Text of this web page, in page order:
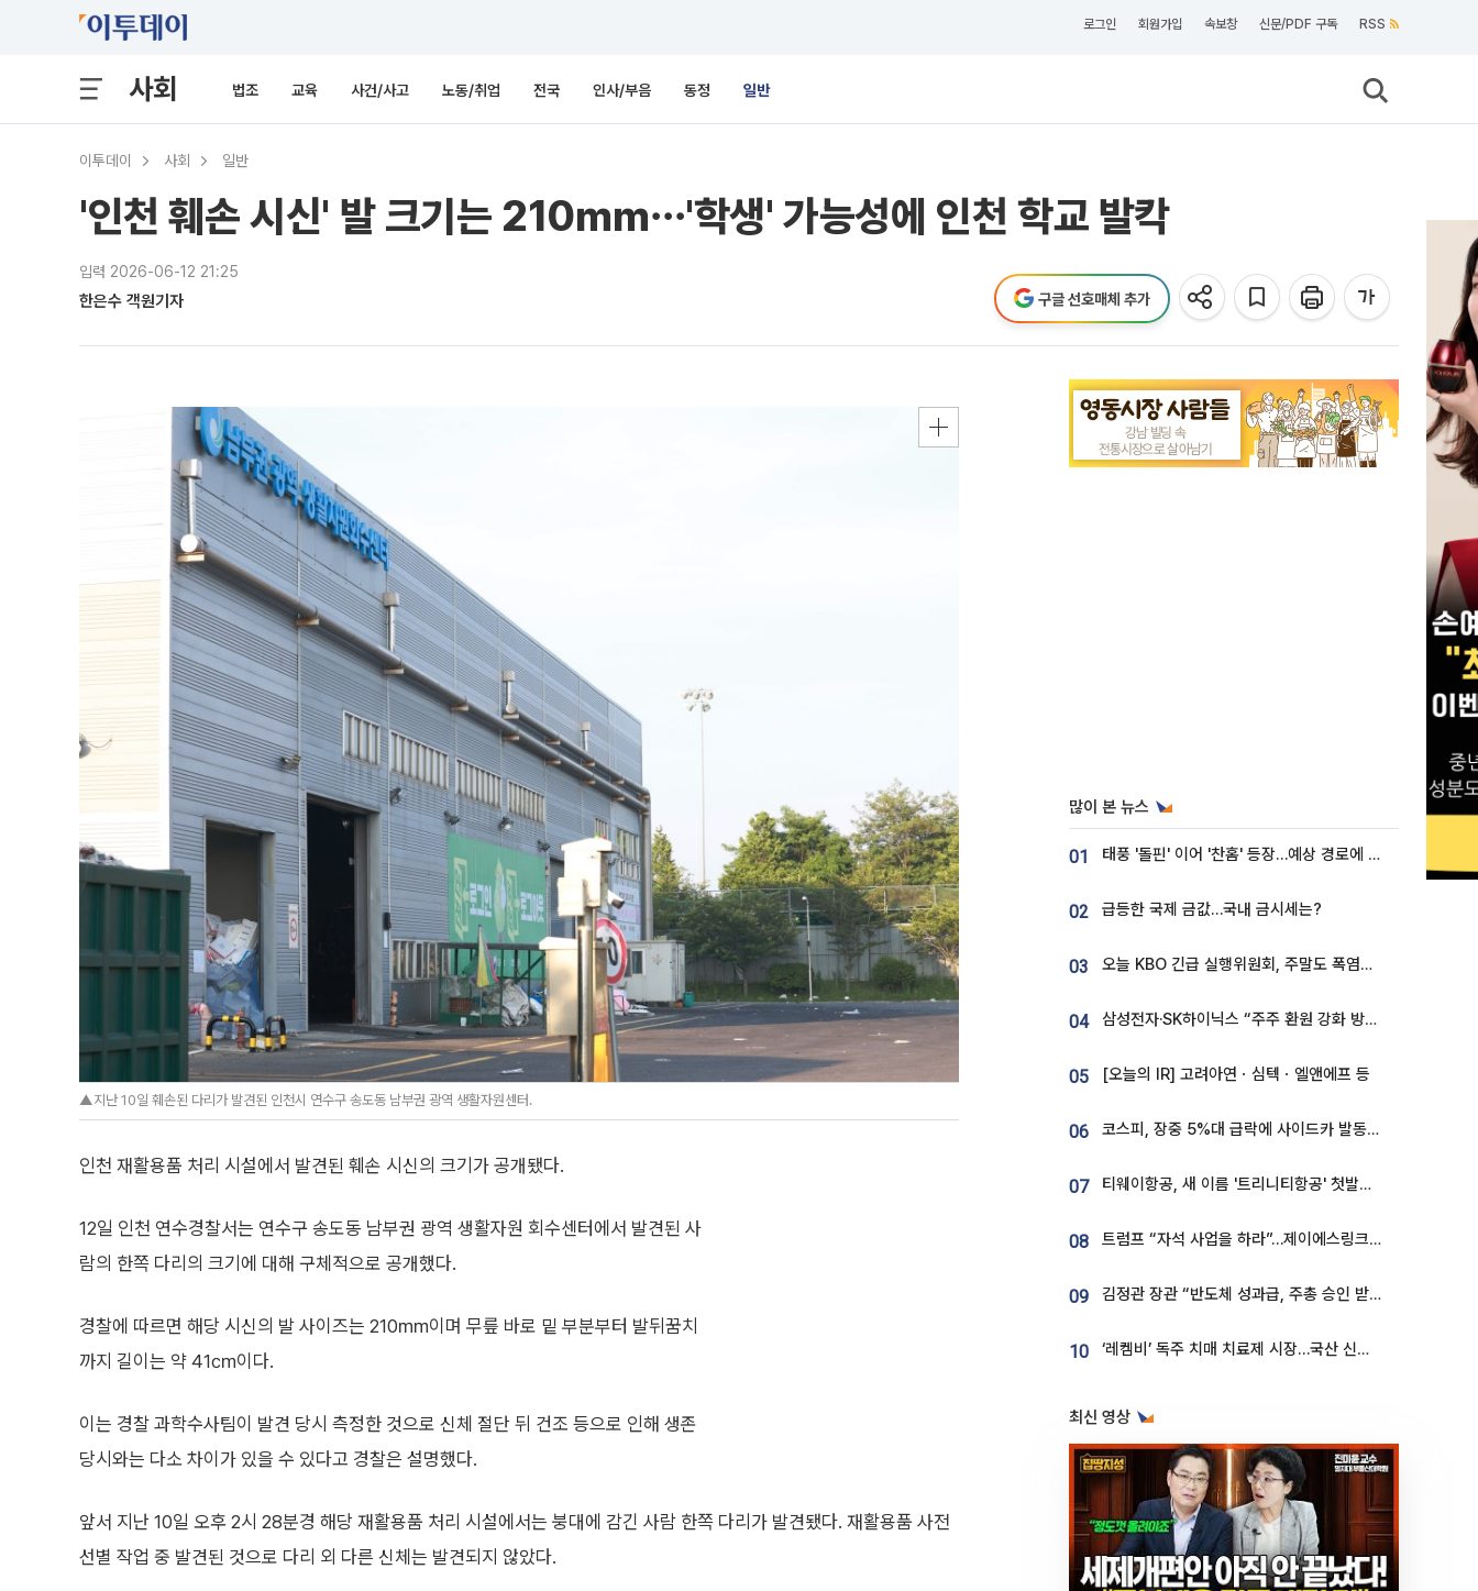
로그인 회원가입 속보창 신문/PDF 구독 RSS
사회 법조 교육 사건/사고 노동/취업 전국 인사/부음 동정 일반
이투데이 사회 일반
'인천 훼손 시신' 발 크기는 210㎜⋯'학생' 가능성에 인천 학교 발칵
입력 2026-06-12 21:25
한은수 객원기자 구글 선호매체 추가
▲지난 10일 훼손된 다리가 발견된 인천시 연수구 송도동 남부권 광역 생활자원센터.
인천 재활용품 처리 시설에서 발견된 훼손 시신의 크기가 공개됐다.
12일 인천 연수경찰서는 연수구 송도동 남부권 광역 생활자원 회수센터에서 발견된 사
람의 한쪽 다리의 크기에 대해 구체적으로 공개했다.
경찰에 따르면 해당 시신의 발 사이즈는 210㎜이며 무릎 바로 밑 부분부터 발뒤꿈치
까지 길이는 약 41㎝이다.
이는 경찰 과학수사팀이 발견 당시 측정한 것으로 신체 절단 뒤 건조 등으로 인해 생존
당시와는 다소 차이가 있을 수 있다고 경찰은 설명했다.
앞서 지난 10일 오후 2시 28분경 해당 재활용품 처리 시설에서는 붕대에 감긴 사람 한쪽 다리가 발견됐다. 재활용품 사전
선별 작업 중 발견된 것으로 다리 외 다른 신체는 발견되지 않았다.
많이 본 뉴스
01 태풍 '돌핀' 이어 '찬홈' 등장…예상 경로에 한국 '한숨'
02 급등한 국제 금값…국내 금시세는?
03 오늘 KBO 긴급 실행위원회, 주말도 폭염취소 될까
04 삼성전자·SK하이닉스 “주주 환원 강화 방안 마련”
05 [오늘의 IR] 고려아연ㆍ심텍ㆍ엘앤에프 등
06 코스피, 장중 5%대 급락에 사이드카 발동…삼성·SK 동반 폭락
07 티웨이항공, 새 이름 '트리니티항공' 첫발…SSC 전략 본격화
08 트럼프 “자석 사업을 하라”…제이에스링크, 비중국 영구자석 공급망 구축 속도
09 김정관 장관 “반도체 성과급, 주총 승인 받도록”…상법·자본시장법 개정 시사
10 ‘레켐비’ 독주 치매 치료제 시장…국산 신약 등장하나
최신 영상